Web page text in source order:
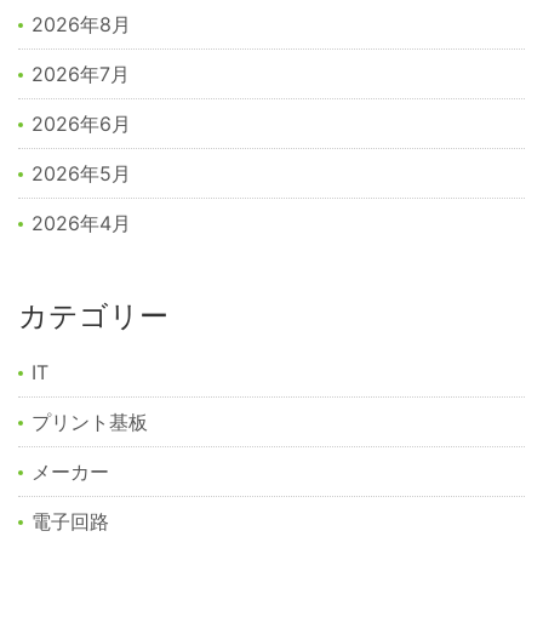
2026年8月
2026年7月
2026年6月
2026年5月
2026年4月
カテゴリー
IT
プリント基板
メーカー
電子回路